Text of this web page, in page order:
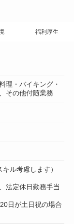
福利厚生
理・バイキング・
その他付随業務
ル考慮します）
法定休日勤務手当
日が土日祝の場合